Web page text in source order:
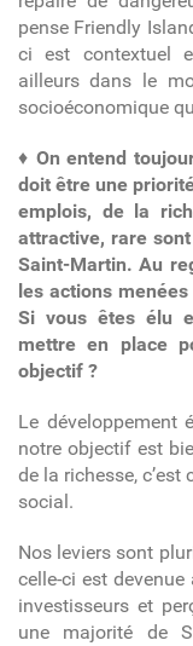
pense Friendly
ci est contextuel
ailleurs dans le
socioéconomique
♦ On entend
doit être une
emplois, de la
attractive, rare
Saint-Martin. Au
les actions
Si vous êtes élu
mettre en place
objectif ?
Le développement
notre objectif est
de la richesse, c’est
social.
Nos leviers sont
celle-ci est
investisseurs et
une majorité de